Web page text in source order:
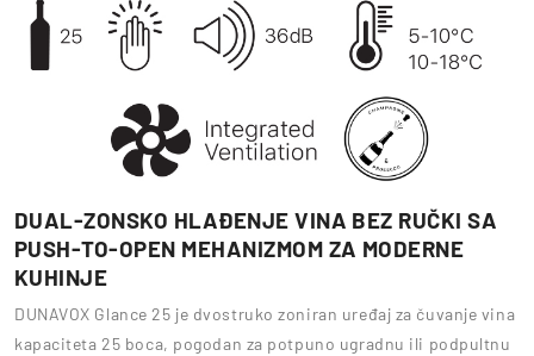
DUAL-ZONSKO HLAĐENJE VINA BEZ RUČKI SA
PUSH-TO-OPEN MEHANIZMOM ZA MODERNE
KUHINJE
DUNAVOX Glance 25 je dvostruko zoniran uređaj za čuvanje vina
kapaciteta 25 boca, pogodan za potpuno ugradnu ili podpultnu